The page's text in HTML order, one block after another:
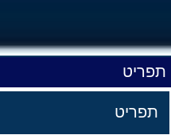
תפריט
תפריט